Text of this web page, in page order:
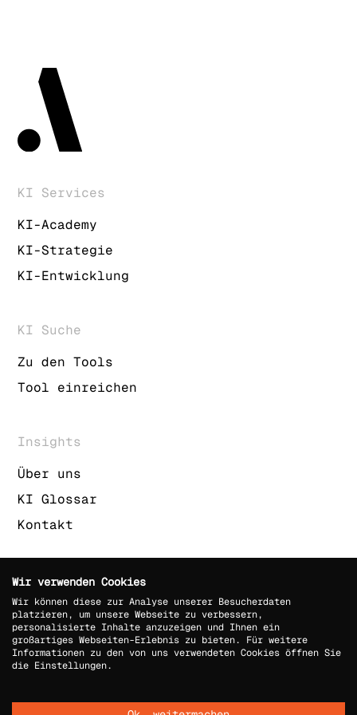
Logistik und im Customer Service.
Entscheidend ist nicht die Branche,
sondern ob ein klarer, messbarer Use
Case vorliegt.
KI Services
KI-Academy
KI-Strategie
KI-Entwicklung
KI Suche
Zu den Tools
Tool einreichen
Insights
Über uns
KI Glossar
Kontakt
Impressum
Wir verwenden Cookies
Wir können diese zur Analyse unserer Besucherdaten
platzieren, um unsere Webseite zu verbessern,
personalisierte Inhalte anzuzeigen und Ihnen ein
großartiges Webseiten-Erlebnis zu bieten. Für weitere
Informationen zu den von uns verwendeten Cookies öffnen Sie
die Einstellungen.